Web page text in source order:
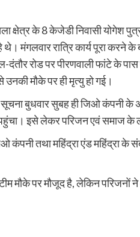
क्षेत्र के 8 केजेडी निवासी योगेश
थे। मंगलवार रात्रि कार्य पूरा
दंतौर रोड पर पीरणवाली फांटे के
मौके पर ही मृत्यु हो गई।
सूचना बुधवार सुबह ही जिओ कंपनी के
पहुंचा। इसे लेकर परिजन एवं समाज के
कंपनी तथा महिंद्रा एंड महिंद्रा के
मौके पर मौजूद है, लेकिन परिजनों